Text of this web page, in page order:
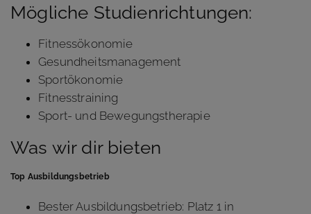
Mögliche Studienrichtungen:
Fitnessökonomie
Gesundheitsmanagement
Sportökonomie
Fitnesstraining
Sport- und Bewegungstherapie
Was wir dir bieten
Top Ausbildungsbetrieb
Bester Ausbildungsbetrieb: Platz 1 in